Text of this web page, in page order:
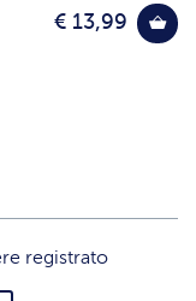
€ 13,99
registrato